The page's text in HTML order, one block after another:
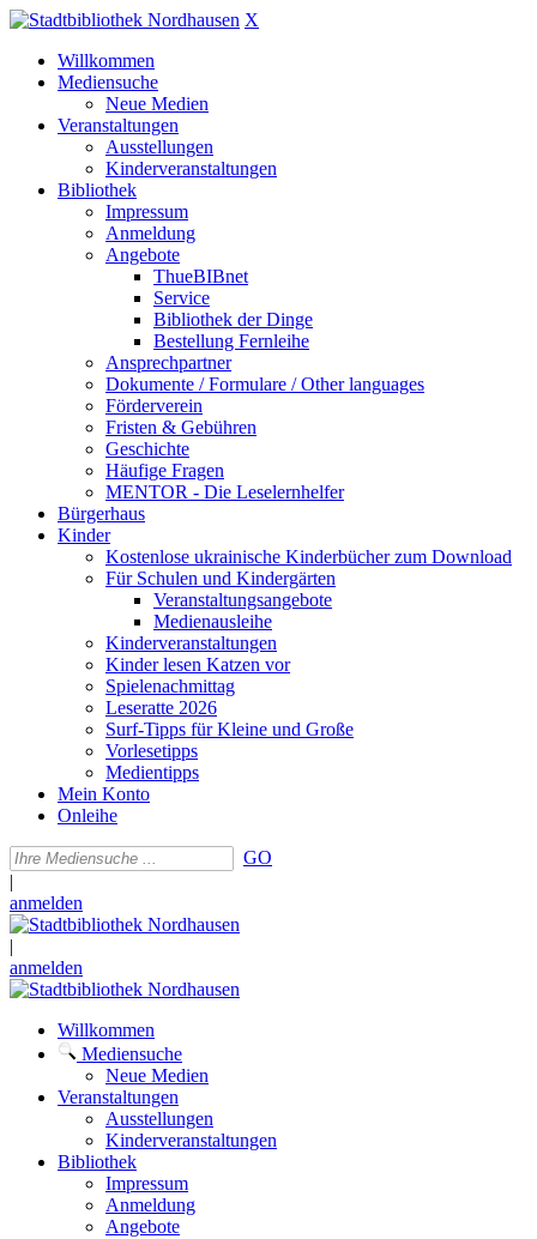
X
Willkommen
Mediensuche
Neue Medien
Veranstaltungen
Ausstellungen
Kinderveranstaltungen
Bibliothek
Impressum
Anmeldung
Angebote
ThueBIBnet
Service
Bibliothek der Dinge
Bestellung Fernleihe
Ansprechpartner
Dokumente / Formulare / Other languages
Förderverein
Fristen & Gebühren
Geschichte
Häufige Fragen
MENTOR - Die Leselernhelfer
Bürgerhaus
Kinder
Kostenlose ukrainische Kinderbücher zum Download
Für Schulen und Kindergärten
Veranstaltungsangebote
Medienausleihe
Kinderveranstaltungen
Kinder lesen Katzen vor
Spielenachmittag
Leseratte 2026
Surf-Tipps für Kleine und Große
Vorlesetipps
Medientipps
Mein Konto
Onleihe
GO
|
anmelden
|
anmelden
Willkommen
Mediensuche
Neue Medien
Veranstaltungen
Ausstellungen
Kinderveranstaltungen
Bibliothek
Impressum
Anmeldung
Angebote